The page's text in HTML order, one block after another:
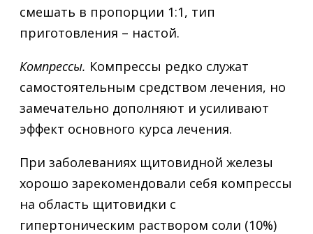
смешать в пропорции 1:1, тип
приготовления – настой.
Компрессы. Компрессы редко служат
самостоятельным средством лечения, но
замечательно дополняют и усиливают
эффект основного курса лечения.
При заболеваниях щитовидной железы
хорошо зарекомендовали себя компрессы
на область щитовидки с
гипертоническим раствором соли (10%)